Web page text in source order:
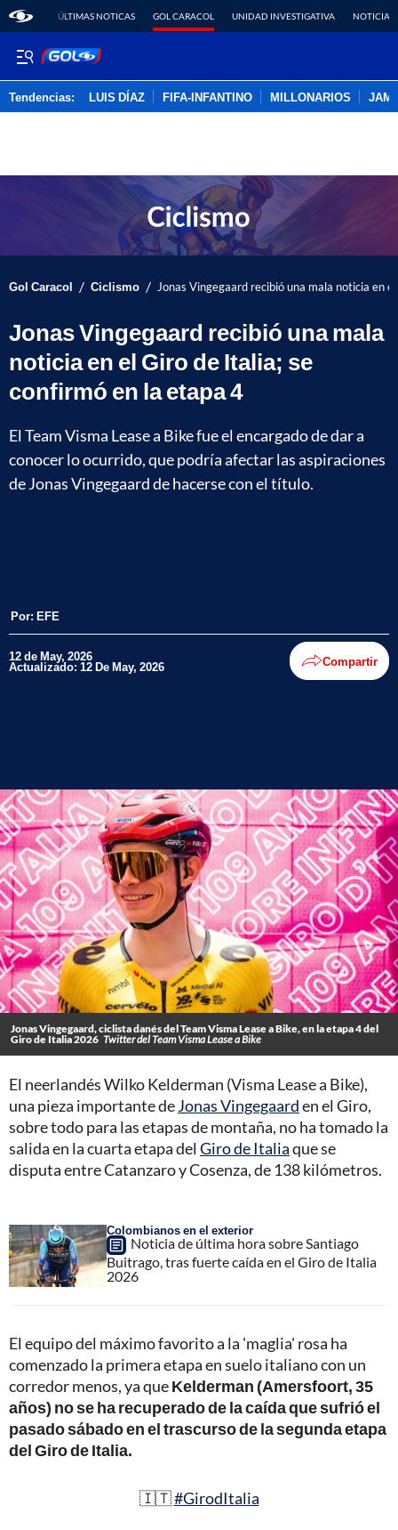
ÚLTIMAS NOTICAS GOL CARACOL UNIDAD INVESTIGATIVA NOTICIAS
Tendencias: LUIS DÍAZ FIFA-INFANTINO MILLONARIOS
Gol Caracol / Ciclismo / Jonas Vingegaard recibió una mala noticia en
Jonas Vingegaard recibió una mala
noticia en el Giro de Italia; se
confirmó en la etapa 4
El Team Visma Lease a Bike fue el encargado de dar a
conocer lo ocurrido, que podría afectar las aspiraciones
de Jonas Vingegaard de hacerse con el título.
Por: EFE
12 de May, 2026
Actualizado: 12 De May, 2026 Compartir
Jonas Vingegaard, ciclista danés del Team Visma Lease a Bike, en la etapa 4 del
Giro de Italia 2026 Twitter del Team Visma Lease a Bike
El neerlandés Wilko Kelderman (Visma Lease a Bike),
una pieza importante deJonas Vingegaarden el Giro,
sobre todo para las etapas de montaña, no ha tomado la
salida en la cuarta etapa del Giro de Italiaque se
disputa entre Catanzaro y Cosenza, de 138 kilómetros.
Colombianos en el exterior
Noticia de última hora sobre Santiago
Buitrago, tras fuerte caída en el Giro de Italia
2026
El equipo del máximo favorito a la 'maglia' rosa ha
comenzado la primera etapa en suelo italiano con un
corredor menos, ya queKelderman (Amersfoort, 35
años) no se ha recuperado de la caída que sufrió el
pasado sábado en el trascurso de la segunda etapa
del Giro de Italia.
🇮🇹#GirodItalia